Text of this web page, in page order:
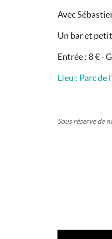
Avec
Un bar et
Entrée : 8 € -
Lieu : Parc de
Sous réserve de